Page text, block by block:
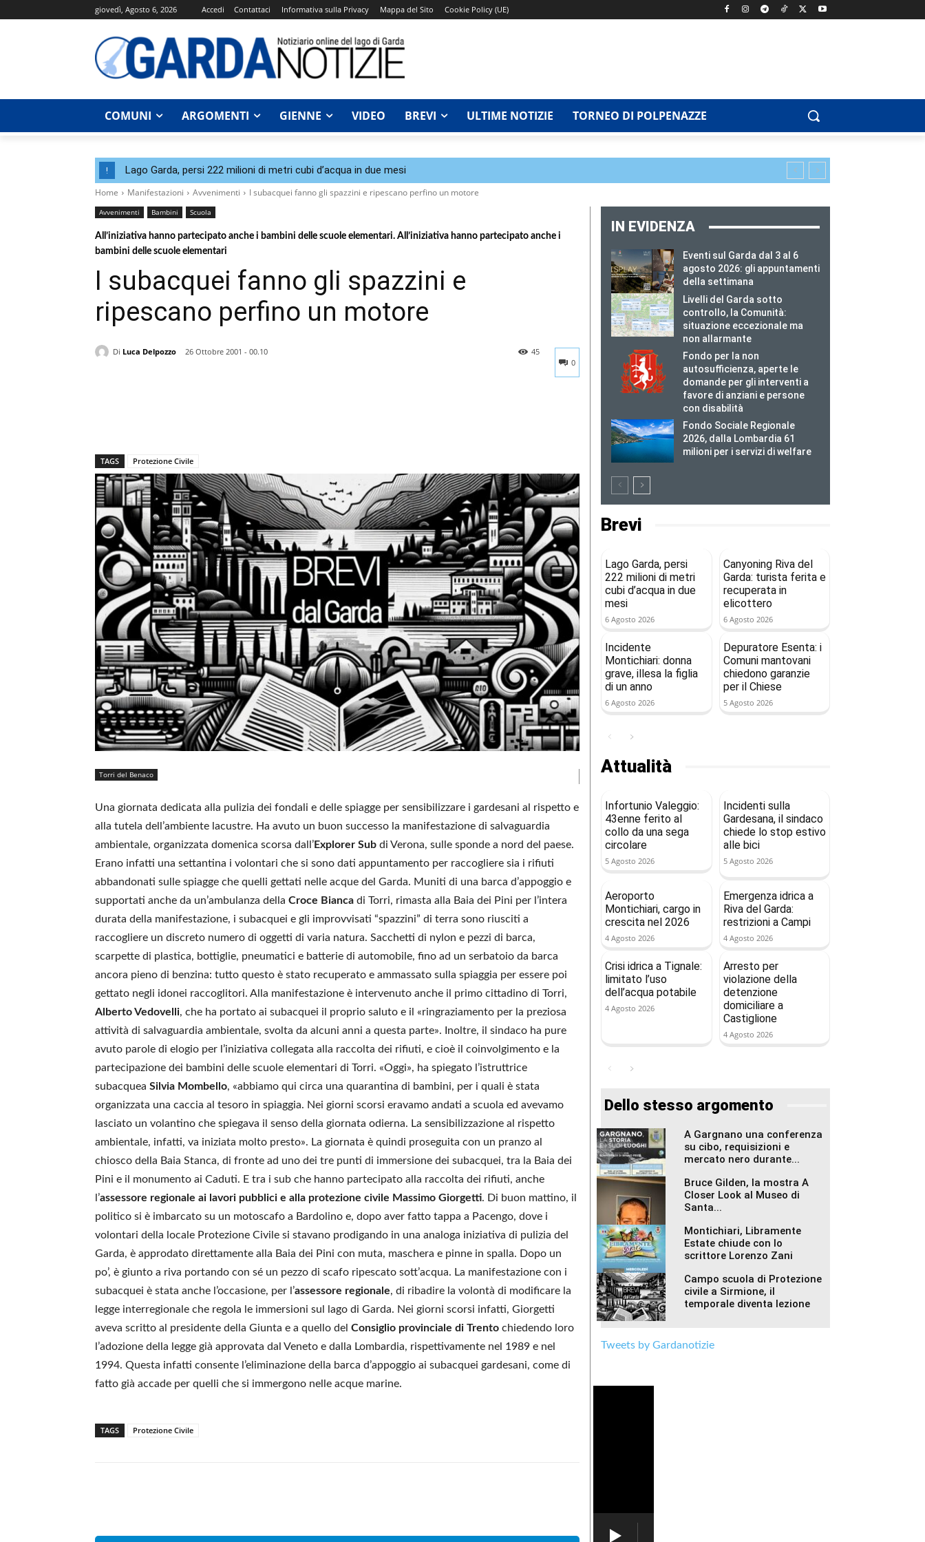
giovedì, Agosto 6, 2026 Accedi Contattaci Informativa sulla Privacy Mappa del Sito Cookie Policy (UE)
COMUNI ARGOMENTI GIENNE VIDEO BREVI ULTIME NOTIZIE TORNEO DI POLPENAZZE
! Lago Garda, persi 222 milioni di metri cubi d’acqua in due mesi
Home Manifestazioni Avvenimenti I subacquei fanno gli spazzini e ripescano perfino un motore
Avvenimenti Bambini Scuola
All’iniziativa hanno partecipato anche i bambini delle scuole elementari. All’iniziativa hanno partecipato anche i
bambini delle scuole elementari
I subacquei fanno gli spazzini e
ripescano perfino un motore
Di Luca Delpozzo
26 Ottobre 2001 - 00.10
0
45
TAGS Protezione Civile
Torri del Benaco
Una giornata dedicata alla pulizia dei fondali e delle spiagge per sensibilizzare i gardesani al rispetto e
alla tutela dell’ambiente lacustre. Ha avuto un buon successo la manifestazione di salvaguardia
ambientale, organizzata domenica scorsa dall’Explorer Sub di Verona, sulle sponde a nord del paese.
Erano infatti una settantina i volontari che si sono dati appuntamento per raccogliere sia i rifiuti
abbandonati sulle spiagge che quelli gettati nelle acque del Garda. Muniti di una barca d’appoggio e
supportati anche da un’ambulanza della Croce Bianca di Torri, rimasta alla Baia dei Pini per l’intera
durata della manifestazione, i subacquei e gli improvvisati “spazzini” di terra sono riusciti a
raccogliere un discreto numero di oggetti di varia natura. Sacchetti di nylon e pezzi di barca,
scarpette di plastica, bottiglie, pneumatici e batterie di automobile, fino ad un serbatoio da barca
ancora pieno di benzina: tutto questo è stato recuperato e ammassato sulla spiaggia per essere poi
gettato negli idonei raccoglitori. Alla manifestazione è intervenuto anche il primo cittadino di Torri,
Alberto Vedovelli, che ha portato ai subacquei il proprio saluto e il «ringraziamento per la preziosa
attività di salvaguardia ambientale, svolta da alcuni anni a questa parte». Inoltre, il sindaco ha pure
avuto parole di elogio per l’iniziativa collegata alla raccolta dei rifiuti, e cioè il coinvolgimento e la
partecipazione dei bambini delle scuole elementari di Torri. «Oggi», ha spiegato l’istruttrice
subacquea Silvia Mombello, «abbiamo qui circa una quarantina di bambini, per i quali è stata
organizzata una caccia al tesoro in spiaggia. Nei giorni scorsi eravamo andati a scuola ed avevamo
lasciato un volantino che spiegava il senso della giornata odierna. La sensibilizzazione al rispetto
ambientale, infatti, va iniziata molto presto». La giornata è quindi proseguita con un pranzo al
chiosco della Baia Stanca, di fronte ad uno dei tre punti di immersione dei subacquei, tra la Baia dei
Pini e il monumento ai Caduti. E tra i sub che hanno partecipato alla raccolta dei rifiuti, anche
l’assessore regionale ai lavori pubblici e alla protezione civile Massimo Giorgetti. Di buon mattino, il
politico si è imbarcato su un motoscafo a Bardolino e, dopo aver fatto tappa a Pacengo, dove i
volontari della locale Protezione Civile si stavano prodigando in una analoga iniziativa di pulizia del
Garda, è approdato direttamente alla Baia dei Pini con muta, maschera e pinne in spalla. Dopo un
po’, è giunto a riva portando con sé un pezzo di scafo ripescato sott’acqua. La manifestazione con i
subacquei è stata anche l’occasione, per l’assessore regionale, di ribadire la volontà di modificare la
legge interregionale che regola le immersioni sul lago di Garda. Nei giorni scorsi infatti, Giorgetti
aveva scritto al presidente della Giunta e a quello del Consiglio provinciale di Trento chiedendo loro
l’adozione della legge già approvata dal Veneto e dalla Lombardia, rispettivamente nel 1989 e nel
1994. Questa infatti consente l’eliminazione della barca d’appoggio ai subacquei gardesani, come di
fatto già accade per quelli che si immergono nelle acque marine.
TAGS Protezione Civile
IN EVIDENZA
Eventi sul Garda dal 3 al 6
agosto 2026: gli appuntamenti
della settimana
Livelli del Garda sotto
controllo, la Comunità:
situazione eccezionale ma
non allarmante
Fondo per la non
autosufficienza, aperte le
domande per gli interventi a
favore di anziani e persone
con disabilità
Fondo Sociale Regionale
2026, dalla Lombardia 61
milioni per i servizi di welfare
Brevi
Lago Garda, persi
222 milioni di metri
cubi d’acqua in due
mesi
6 Agosto 2026
Canyoning Riva del
Garda: turista ferita e
recuperata in
elicottero
6 Agosto 2026
Incidente
Montichiari: donna
grave, illesa la figlia
di un anno
6 Agosto 2026
Depuratore Esenta: i
Comuni mantovani
chiedono garanzie
per il Chiese
5 Agosto 2026
Attualità
Infortunio Valeggio:
43enne ferito al
collo da una sega
circolare
5 Agosto 2026
Incidenti sulla
Gardesana, il sindaco
chiede lo stop estivo
alle bici
5 Agosto 2026
Aeroporto
Montichiari, cargo in
crescita nel 2026
4 Agosto 2026
Emergenza idrica a
Riva del Garda:
restrizioni a Campi
4 Agosto 2026
Crisi idrica a Tignale:
limitato l’uso
dell’acqua potabile
4 Agosto 2026
Arresto per
violazione della
detenzione
domiciliare a
Castiglione
4 Agosto 2026
Dello stesso argomento
A Gargnano una conferenza
su cibo, requisizioni e
mercato nero durante...
Bruce Gilden, la mostra A
Closer Look al Museo di
Santa...
Montichiari, Libramente
Estate chiude con lo
scrittore Lorenzo Zani
Campo scuola di Protezione
civile a Sirmione, il
temporale diventa lezione
Tweets by Gardanotizie